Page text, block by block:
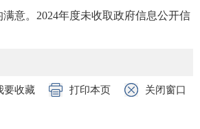
意。2024年度未收取政府信息公开信
要收藏 打印本页 关闭窗口